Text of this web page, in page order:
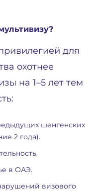
для
охотнее
на 1–5 лет тем
шенгенских
2 года).
в ОАЭ.
визового